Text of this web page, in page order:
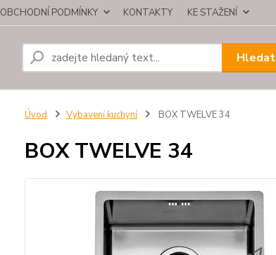
OBCHODNÍ PODMÍNKY KONTAKTY KE STAŽENÍ
Hledat
Úvod Vybavení kuchyní BOX TWELVE 34
BOX TWELVE 34